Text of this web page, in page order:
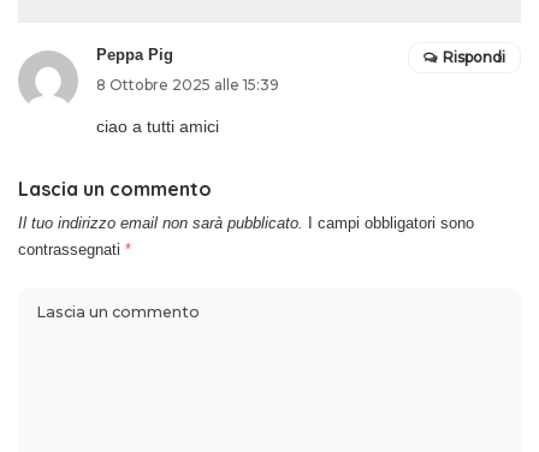
Peppa Pig
8 Ottobre 2025 alle 15:39
ciao a tutti amici
Rispondi
Lascia un commento
Il tuo indirizzo email non sarà pubblicato.
I campi obbligatori sono
contrassegnati *